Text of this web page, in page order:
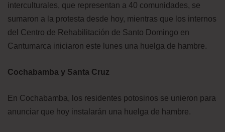
interculturales, que representan a 40 comunidades, se
sumaron a la protesta desde hoy, mientras que los internos
del Centro de Rehabilitación de Santo Domingo en
Cantumarca iniciaron este lunes una huelga de hambre.
Cochabamba y Santa Cruz
En Cochabamba, los residentes potosinos se unieron para
anunciar que hoy instalarán una huelga de hambre.